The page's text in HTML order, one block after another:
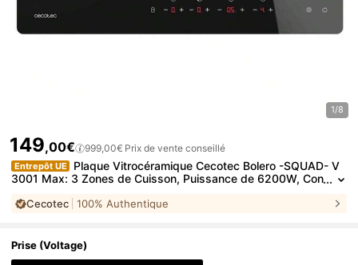
1/8
149,00€ 999,00€ Prix de vente conseillé
Entrepôt UE
Plaque Vitrocéramique Cecotec Bolero -SQUAD- V
3001 Max: 3 Zones de Cuisson, Puissance de 6200W, Con
la Perfection, Enfant Kid Lock, Temporisateur Individualisé, Indi
Cecotec 100% Authentique
Prise (Voltage)